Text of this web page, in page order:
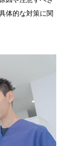
体的な対策に関